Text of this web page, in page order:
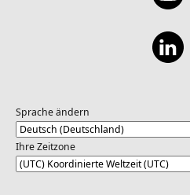
Sprache ändern
Ihre Zeitzone